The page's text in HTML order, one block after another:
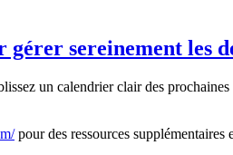
sereinement les
un calendrier clair des
pour des ressources supplémentaires